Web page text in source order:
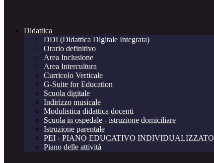
Didattica
DDI (Didattica Digitale Integrata)
Orario definitivo
Area Inclusione
Area Intercultura
Curricolo Verticale
G-Suite for Education
Scuola digitale
Indirizzo musicale
Modulistica didattica docenti
Scuola in ospedale - istruzione domiciliare
Istruzione parentale
PEI - PIANO EDUCATIVO INDIVIDUALIZZATO
Piano delle attività